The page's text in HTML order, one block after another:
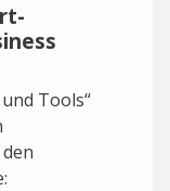
Tools“